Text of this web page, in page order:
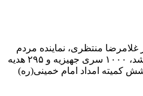
منتظری، نماینده مردم
شریف گرگان و آق قلا، برگزار شد، ۱۰۰۰ سری جهیزیه و ۲۹۵ هدیه
کمیته امداد امام خمینی(ره)